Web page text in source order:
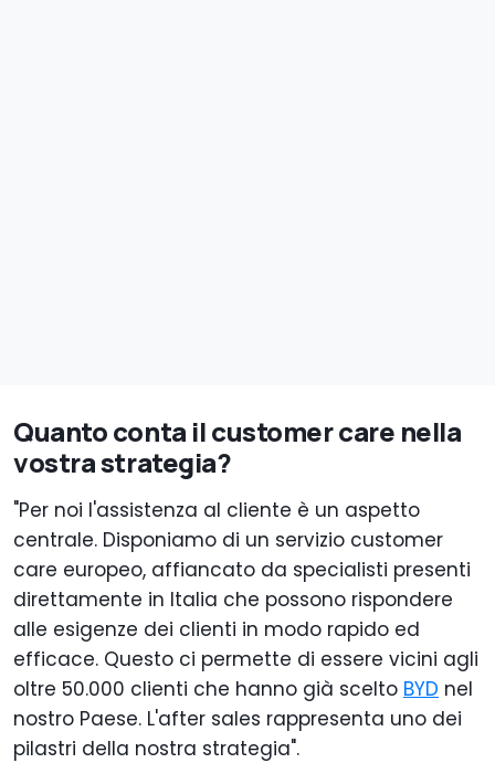
Quanto conta il customer care nella
vostra strategia?
"Per noi l'assistenza al cliente è un aspetto
centrale. Disponiamo di un servizio customer
care europeo, affiancato da specialisti presenti
direttamente in Italia che possono rispondere
alle esigenze dei clienti in modo rapido ed
efficace. Questo ci permette di essere vicini agli
oltre 50.000 clienti che hanno già scelto BYD nel
nostro Paese. L'after sales rappresenta uno dei
pilastri della nostra strategia".